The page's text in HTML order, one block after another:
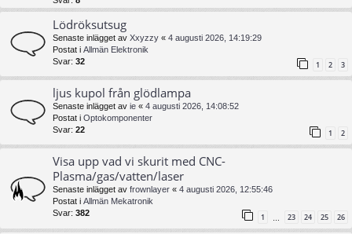
Lödröksutsug
Senaste inlägget av Xxyzzy « 4 augusti 2026, 14:19:29
Postat i Allmän Elektronik
Svar: 32 1 2 3
ljus kupol från glödlampa
Senaste inlägget av ie « 4 augusti 2026, 14:08:52
Postat i Optokomponenter
Svar: 22 1 2
Visa upp vad vi skurit med CNC-
Plasma/gas/vatten/laser
Senaste inlägget av frownlayer « 4 augusti 2026, 12:55:46
Postat i Allmän Mekatronik
Svar: 382 1 23 24 25 26